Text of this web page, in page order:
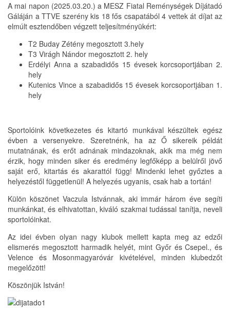
A mai napon (2025.03.20.) a MESZ Fiatal Reménységek Díjátadó
Gáláján a TTVE szerény kis 18 fős csapatából 4 vettek át díjat az
elmúlt esztendőben végzett teljesítményükért:
T2 Buday Zétény megosztott 3.hely
T3 Virágh Nándor megosztott 2. hely
Erdélyi Anna a szabadidős 15 évesek korcsoportjában 2.
hely
Kutenics Vince a szabadidős 15 évesek korcsoportjában 1.
hely
Sportolóink következetes és kitartó munkával készültek egész
évben a versenyekre. Szeretnénk, ha az Ő sikereik példát
mutatnának, és erőt adnának mindazoknak, akik ma még nem
érzik, hogy minden siker és eredmény legfőképp a belülről jövő
saját erő, kitartás és akarattól függ! Mindenki lehet győztes a
helyezéstől függetlenül! A helyezés ugyanis, csak hab a tortán!
Külön köszönet Vaczula Istvánnak, aki immár három éve segíti
munkánkat, és elhivatottan, kiváló szakmai tudással tanítja, neveli
sportolóinkat.
Az idei évben olyan nagy klubok mellett kapta meg az edzői
elismerés megosztott harmadik helyét, mint Győr és Csepel., és
Velence és Mosonmagyaróvár kivételével, minden klubedzőt
megelőzött!
Köszönjük István!